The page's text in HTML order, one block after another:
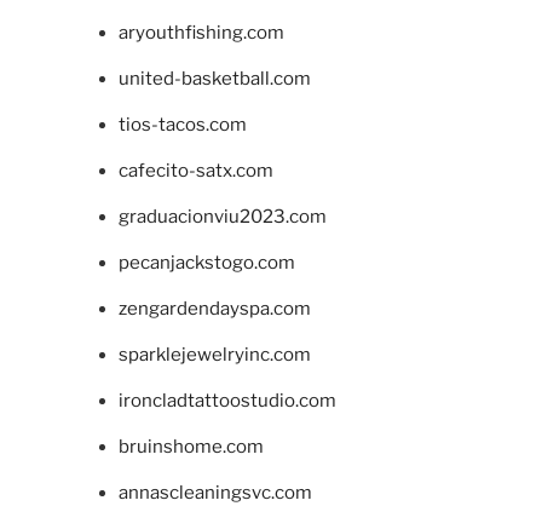
aryouthfishing.com
united-basketball.com
tios-tacos.com
cafecito-satx.com
graduacionviu2023.com
pecanjackstogo.com
zengardendayspa.com
sparklejewelryinc.com
ironcladtattoostudio.com
bruinshome.com
annascleaningsvc.com